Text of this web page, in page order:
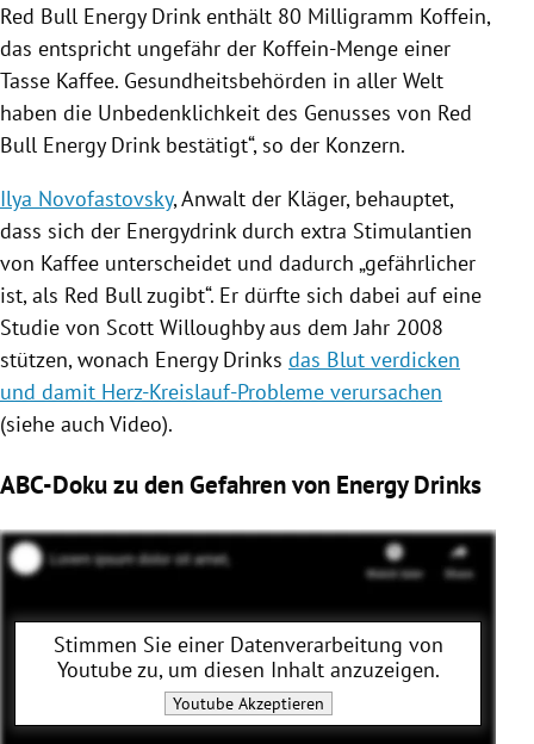
Red Bull Energy Drink enthält 80 Milligramm Koffein,
das entspricht ungefähr der Koffein-Menge einer
Tasse Kaffee. Gesundheitsbehörden in aller Welt
haben die Unbedenklichkeit des Genusses von Red
Bull Energy Drink bestätigt“, so der Konzern.
Ilya Novofastovsky, Anwalt der Kläger, behauptet,
dass sich der Energydrink durch extra Stimulantien
von Kaffee unterscheidet und dadurch „gefährlicher
ist, als Red Bullzugibt“. Er dürfte sich dabei auf eine
Studie von Scott Willoughbyaus dem Jahr 2008
stützen, wonach Energy Drinks das Blut verdicken
und damit Herz-Kreislauf-Probleme verursachen
(siehe auch Video).
ABC-Doku zu den Gefahren von Energy Drinks
Stimmen Sie einer Datenverarbeitung von
Youtubezu, um diesen Inhalt anzuzeigen.
YoutubeAkzeptieren